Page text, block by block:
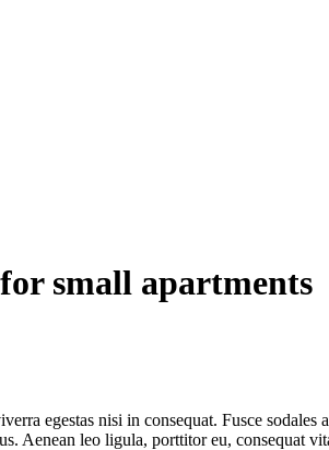
small apartments
egestas nisi in consequat. Fusce
Aenean leo ligula, porttitor eu, consequat